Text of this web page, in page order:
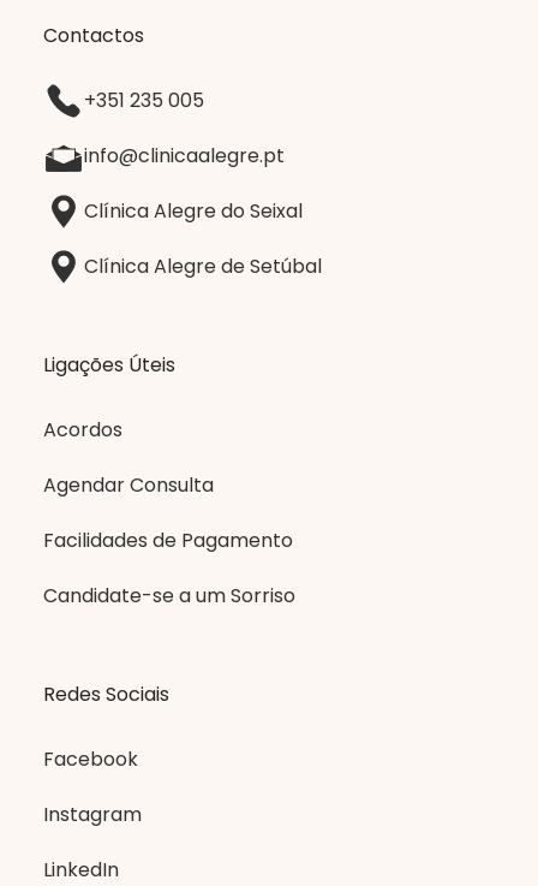
Contactos
+351 235 005
info@clinicaalegre.pt
Clínica Alegre do Seixal
Clínica Alegre de Setúbal
Ligações Úteis
Acordos
Agendar Consulta
Facilidades de Pagamento
Candidate-se a um Sorriso
Redes Sociais
Facebook
Instagram
LinkedIn